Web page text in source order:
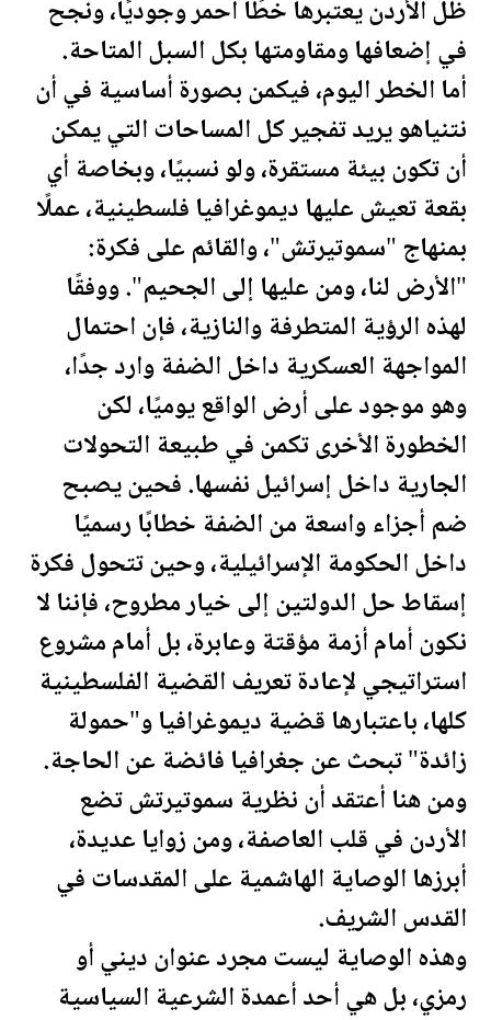
ظلالأردنيعتبرها خطًا أحمر وجوديًا، ونجح
في إضعافها ومقاومتها بكل السبل المتاحة.
أما الخطر اليوم، فيكمن بصورة أساسية في أن
نتنياهو يريد تفجير كل المساحات التي يمكن
أن تكون بيئة مستقرة، ولو نسبيًا، وبخاصة أي
بقعة تعيش عليها ديموغرافيافلسطينية، عملًا
بمنهاج "سموتيرتش"، والقائم على فكرة:
"الأرض لنا، ومن عليها إلى الجحيم". ووفقًا
لهذه الرؤية المتطرفة والنازية، فإن احتمال
المواجهة العسكرية داخل الضفة وارد جدًا،
وهو موجود على أرض الواقع يوميًا، لكن
الخطورة الأخرى تكمن في طبيعة التحولات
الجارية داخل إسرائيل نفسها. فحين يصبح
ضم أجزاء واسعة من الضفة خطابًا رسميًا
داخل الحكومة الإسرائيلية، وحين تتحول فكرة
إسقاط حل الدولتين إلى خيار مطروح، فإننا لا
نكون أمام أزمة مؤقتة وعابرة، بل أمام مشروع
استراتيجي لإعادة تعريف القضية الفلسطينية
كلها، باعتبارها قضية ديموغرافيا و"حمولة
زائدة" تبحث عن جغرافيا فائضة عن الحاجة.
ومن هنا أعتقد أن نظرية سموتيرتش تضع
الأردنفي قلب العاصفة، ومن زوايا عديدة،
أبرزها الوصايةالهاشميةعلى المقدسات في
القدس الشريف.
وهذه الوصاية ليست مجرد عنوان ديني أو
رمزي، بل هي أحد أعمدة الشرعية السياسية